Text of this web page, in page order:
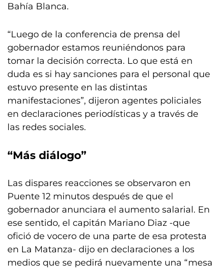
Bahía Blanca.
“Luego de la conferencia de prensa del
gobernador estamos reuniéndonos para
tomar la decisión correcta. Lo que está en
duda es si hay sanciones para el personal que
estuvo presente en las distintas
manifestaciones”, dijeron agentes policiales
en declaraciones periodísticas y a través de
las redes sociales.
“Más diálogo”
Las dispares reacciones se observaron en
Puente 12 minutos después de que el
gobernador anunciara el aumento salarial. En
ese sentido, el capitán Mariano Diaz -que
ofició de vocero de una parte de esa protesta
en La Matanza- dijo en declaraciones a los
medios que se pedirá nuevamente una “mesa